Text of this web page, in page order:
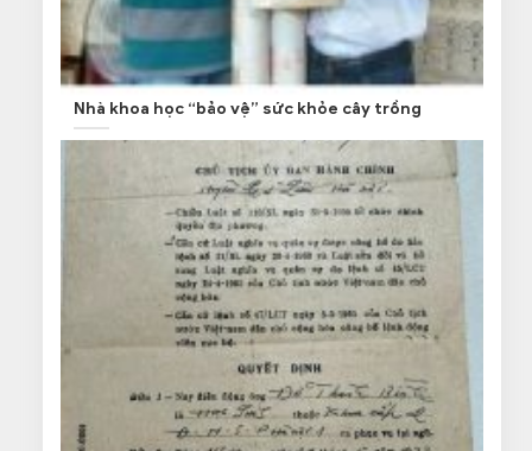
Nhà khoa học “bảo vệ” sức khỏe cây trồng